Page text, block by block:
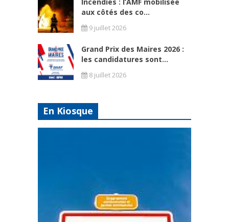
Incendies : l’AMF mobilisée
aux côtés des co...
9 juillet 2026
Grand Prix des Maires 2026 :
les candidatures sont...
8 juillet 2026
En Kiosque